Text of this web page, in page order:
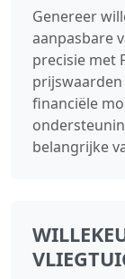
Genereer
aanpasbare
precisie met
financiële
belangrijke